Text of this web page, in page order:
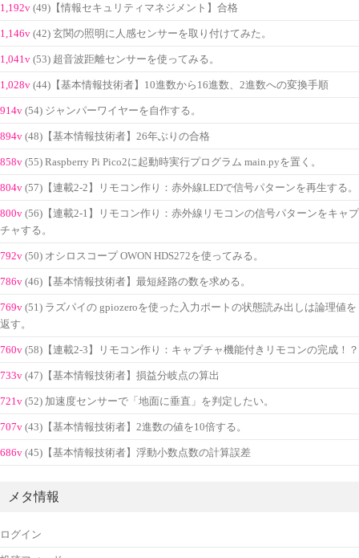
1,192v (49)【情報セキュリティマネジメント】合格
1,146v (42) 玄関の照明に人感センサーを取り付けてみた。
1,041v (53) 超音波距離センサーを使ってみる。
1,028v (44)【基本情報技術者】10進数から16進数、2進数への変換手順
914v (54) ジャンパーワイヤーを自作する。
894v (48)【基本情報技術者】26年ぶりの合格
858v (55) Raspberry Pi Pico2に起動時実行プログラム main.pyを置く。
804v (57)【連載2-2】リモコン作り：赤外線LEDで信号パターンを再生する。
800v (56)【連載2-1】リモコン作り：赤外線リモコンの信号パターンをキャプ
チャする。
792v (50) オシロスコープ OWON HDS272を使ってみる。
786v (46)【基本情報技術者】最短経路の数を求める。
769v (51) ラズパイの gpiozeroを使った入力ポートの状態読み出しは論理値を
返す。
760v (58)【連載2-3】リモコン作り：キャプチャ機能付きリモコンの完成！？
733v (47)【基本情報技術者】損益分岐点の算出
721v (52) 加速度センサーで「地面に垂直」を判定したい。
707v (43)【基本情報技術者】2進数の値を10倍する。
686v (45)【基本情報技術者】浮動小数点数の計算誤差
メタ情報
ログイン